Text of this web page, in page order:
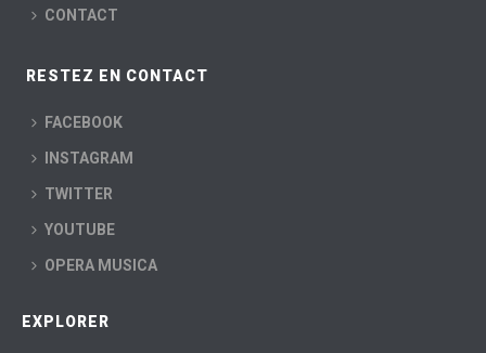
CONTACT
RESTEZ EN CONTACT
FACEBOOK
INSTAGRAM
TWITTER
YOUTUBE
OPERA MUSICA
EXPLORER